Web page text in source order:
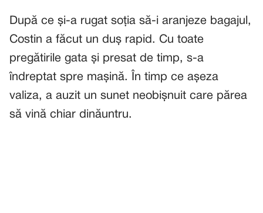
După ce și-a rugat soția să-i aranjeze bagajul,
Costin a făcut un duș rapid. Cu toate
pregătirile gata și presat de timp, s-a
îndreptat spre mașină. În timp ce așeza
valiza, a auzit un sunet neobișnuit care părea
să vină chiar dinăuntru.